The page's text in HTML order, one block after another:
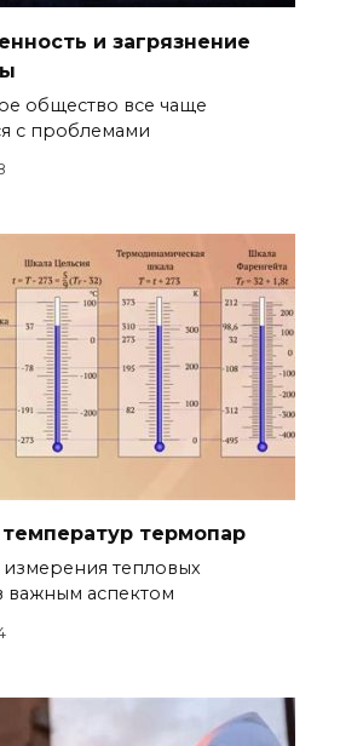
и загрязнение
общество все чаще
с проблемами
термопар
тепловых
важным аспектом